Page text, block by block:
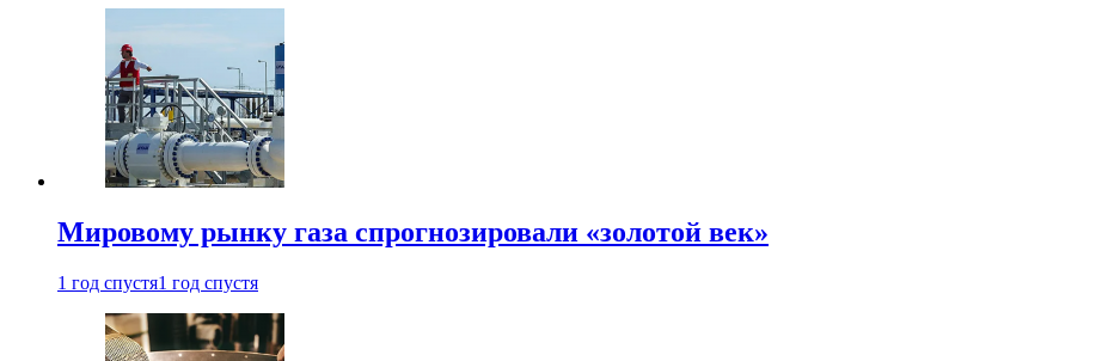
Мировому рынку газа спрогнозировали «золотой век»
1 год спустя1 год спустя